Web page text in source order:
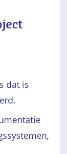
dat is